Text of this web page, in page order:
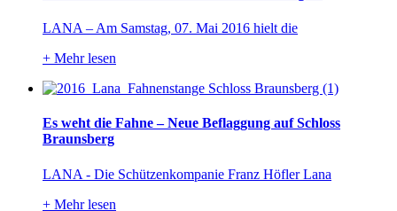
LANA – Am Samstag, 07. Mai 2016 hielt die
+ Mehr lesen
Es weht die Fahne – Neue Beflaggung auf Schloss
Braunsberg
LANA - Die Schützenkompanie Franz Höfler Lana
+ Mehr lesen